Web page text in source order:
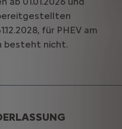
für PHEV am
besteht nicht.